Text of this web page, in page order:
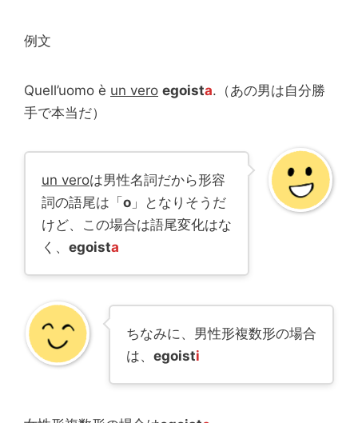
例文
Quell’uomo è un vero egoista.（あの男は自分勝
手で本当だ）
un veroは男性名詞だから形容
詞の語尾は「o 」となりそうだ
けど、この場合は語尾変化はな
く、 egoista
ちなみに、男性形複数形の場合
は、 egoisti